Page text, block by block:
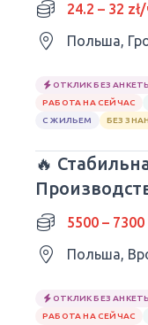
24.2 – 32
Польша,
ОТКЛИК БЕЗ
РАБОТА НА СЕЙЧАС
С ЖИЛЬЕМ
БЕЗ
🔥
авто|5500 –
Польша,
ОТКЛИК БЕЗ
РАБОТА НА СЕЙЧАС